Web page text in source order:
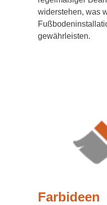
widerstehen, was
gewährleisten.
Farbideen